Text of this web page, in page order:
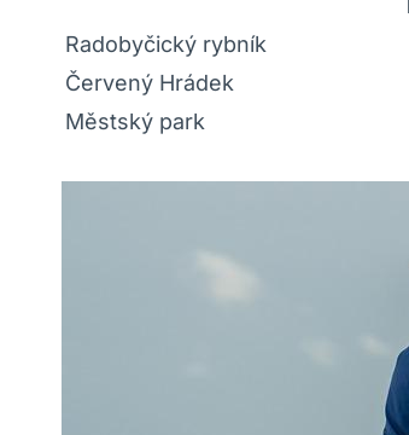
Radobyčický rybník
Červený Hrádek
Městský park